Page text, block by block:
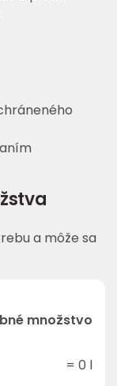
a môže sa
množstvo
= 0 l